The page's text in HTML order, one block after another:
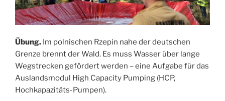
Übung. Im polnischen Rzepin nahe der deutschen
Grenze brennt der Wald. Es muss Wasser über lange
Wegstrecken gefördert werden – eine Aufgabe für das
Auslandsmodul High Capacity Pumping (HCP,
Hochkapazitäts-Pumpen).